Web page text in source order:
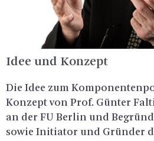
Idee und Kon­zept
Die Idee zum
Kon­zept von Prof. Gün­ter
an der FU Ber­lin und
sowie In­itia­tor und Grün­der